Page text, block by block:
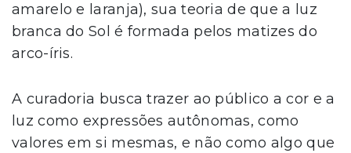
amarelo e laranja), sua teoria de que a luz
branca do Sol é formada pelos matizes do
arco-íris.
A curadoria busca trazer ao público a cor e a
luz como expressões autônomas, como
valores em si mesmas, e não como algo que